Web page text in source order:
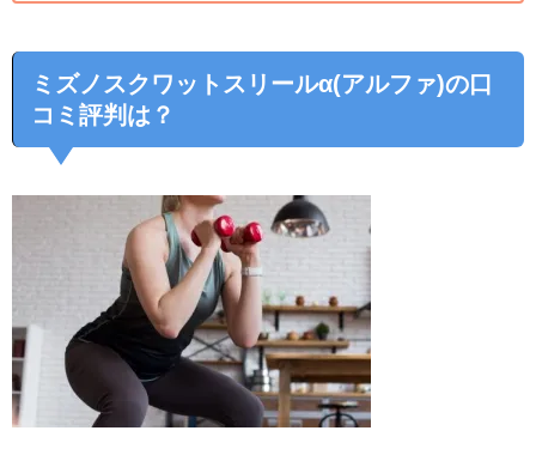
ミズノスクワットスリールα(アルファ)の口
コミ評判は？